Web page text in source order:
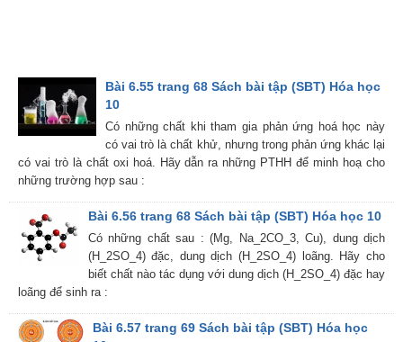
Bài 6.55 trang 68 Sách bài tập (SBT) Hóa học
10
Có những chất khi tham gia phản ứng hoá học này
có vai trò là chất khử, nhưng trong phản ứng khác lại
có vai trò là chất oxi hoá. Hãy dẫn ra những PTHH để minh hoạ cho
những trường hợp sau :
Bài 6.56 trang 68 Sách bài tập (SBT) Hóa học 10
Có những chất sau : (Mg, Na_2CO_3, Cu), dung dịch
(H_2SO_4) đặc, dung dịch (H_2SO_4) loãng. Hãy cho
biết chất nào tác dụng với dung dịch (H_2SO_4) đặc hay
loãng để sinh ra :
Bài 6.57 trang 69 Sách bài tập (SBT) Hóa học